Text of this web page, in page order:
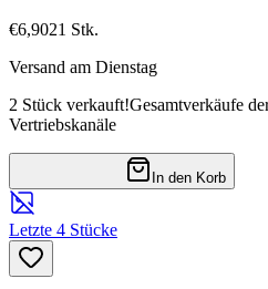
€6,9021 Stk.
Versand am Dienstag
2 Stück verkauft!Gesamtverkäufe
Vertriebskanäle
In den Korb
Letzte 4 Stücke